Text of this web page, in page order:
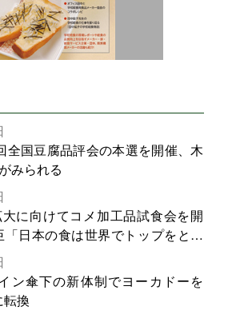
全国豆腐品評会の本選を開催、木
みられる
に向けてコメ加工品試食会を開
日本の食は世界でトップをとれ
て、米輸出需要の拡大を」
ン傘下の新体制でヨーカドーを
換